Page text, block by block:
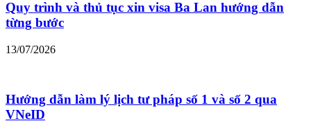
Quy trình và thủ tục xin visa Ba Lan hướng dẫn
từng bước
13/07/2026
Hướng dẫn làm lý lịch tư pháp số 1 và số 2 qua
VNeID